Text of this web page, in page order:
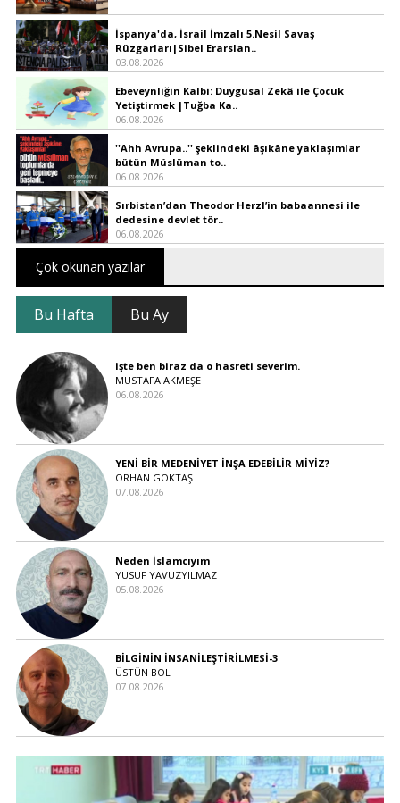
İspanya'da, İsrail İmzalı 5.Nesil Savaş
Rüzgarları|Sibel Erarslan..
03.08.2026
Ebeveynliğin Kalbi: Duygusal Zekâ ile Çocuk
Yetiştirmek |Tuğba Ka..
06.08.2026
''Ahh Avrupa..'' şeklindeki âşıkâne yaklaşımlar
bütün Müslüman to..
06.08.2026
Sırbistan’dan Theodor Herzl’in babaannesi ile
dedesine devlet tör..
06.08.2026
Çok okunan yazılar
Bu Hafta Bu Ay
işte ben biraz da o hasreti severim.
MUSTAFA AKMEŞE
06.08.2026
YENİ BİR MEDENİYET İNŞA EDEBİLİR MİYİZ?
ORHAN GÖKTAŞ
07.08.2026
Neden İslamcıyım
YUSUF YAVUZYILMAZ
05.08.2026
BİLGİNİN İNSANİLEŞTİRİLMESİ-3
ÜSTÜN BOL
07.08.2026